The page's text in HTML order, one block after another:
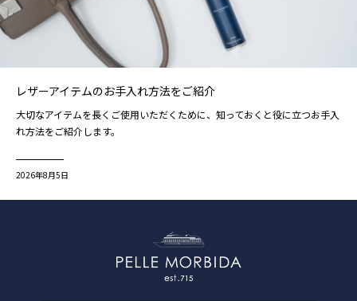
レザーアイテムのお手入れ方法をご紹介
大切なアイテムを長くご使用いただくために、知っておくと役に立つお手入
れ方法をご紹介します。
2026年8月5日